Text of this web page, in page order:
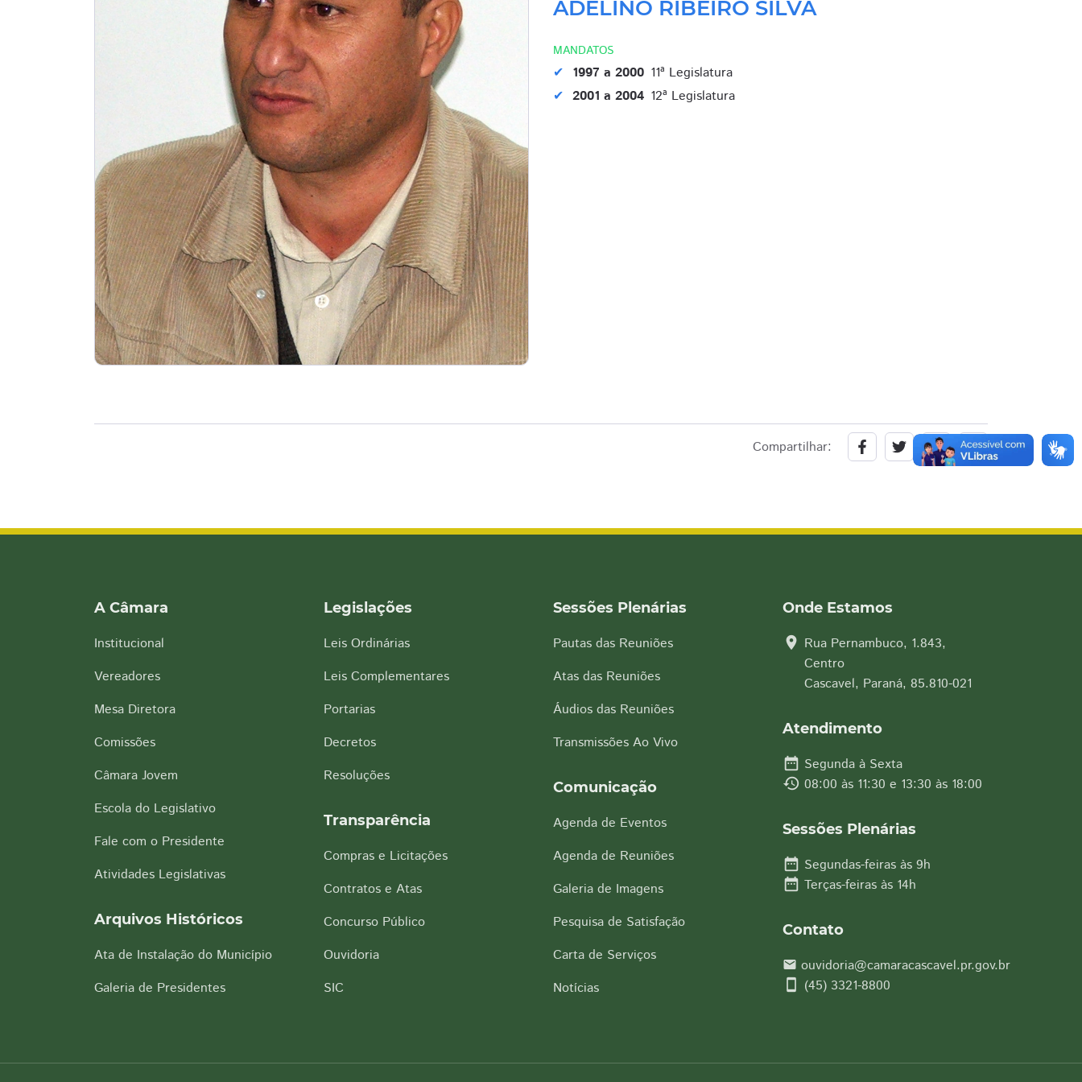
ADELINO RIBEIRO SILVA
MANDATOS
1997 a 2000 11ª Legislatura
2001 a 2004 12ª Legislatura
Compartilhar:
A Câmara
Institucional
Vereadores
Mesa Diretora
Comissões
Câmara Jovem
Escola do Legislativo
Fale com o Presidente
Atividades Legislativas
Arquivos Históricos
Ata de Instalação do Município
Galeria de Presidentes
Legislações
Leis Ordinárias
Leis Complementares
Portarias
Decretos
Resoluções
Transparência
Compras e Licitações
Contratos e Atas
Concurso Público
Ouvidoria
SIC
Sessões Plenárias
Pautas das Reuniões
Atas das Reuniões
Áudios das Reuniões
Transmissões Ao Vivo
Comunicação
Agenda de Eventos
Agenda de Reuniões
Galeria de Imagens
Pesquisa de Satisfação
Carta de Serviços
Notícias
Onde Estamos
location_on Rua Pernambuco, 1.843,
Centro
Cascavel, Paraná, 85.810-021
Atendimento
date_range Segunda à Sexta
history 08:00 às 11:30 e 13:30 às 18:00
Sessões Plenárias
date_range Segundas-feiras às 9h
date_range Terças-feiras às 14h
Contato
email ouvidoria@camaracascavel.pr.gov.br
smartphone (45) 3321-8800